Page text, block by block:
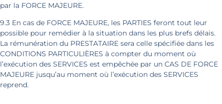
par la FORCE MAJEURE.
9.3 En cas de FORCE MAJEURE, les PARTIES feront tout leur
possible pour remédier à la situation dans les plus brefs délais.
La rémunération du PRESTATAIRE sera celle spécifiée dans les
CONDITIONS PARTICULIÈRES à compter du moment où
l’exécution des SERVICES est empêchée par un CAS DE FORCE
MAJEURE jusqu’au moment où l’exécution des SERVICES
reprend.